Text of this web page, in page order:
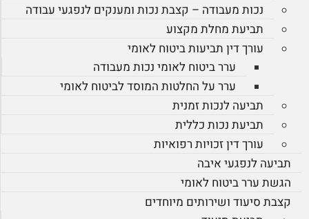
נכות מעבודה – קצבת נכות ומענקים לנפגעי עבודה
תביעת מחלת מקצוע
עורך דין תביעות ביטוח לאומי
ערר ביטוח לאומי נכות מעבודה
ערר על החלטות המוסד לביטוח לאומי
תביעה לנכות זמנית
תביעת נכות כללית
עורך דין זכויות רפואיות
תביעה לנפגעי איבה
הגשת ערר ביטוח לאומי
קצבת סיעוד ושירותים מיוחדים